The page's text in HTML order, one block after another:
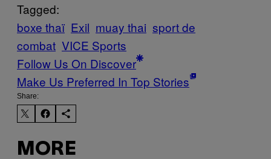
Tagged:
boxe thaï Exil muay thai sport de
combat VICE Sports
Follow Us On Discover
Make Us Preferred In Top Stories
Share:
MORE